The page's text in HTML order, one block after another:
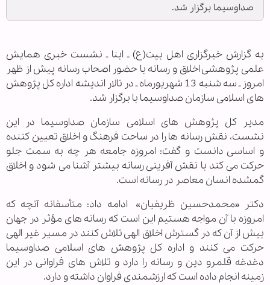
صداوسیما برگزار شد.
به گزارش خبرگزاری اهل بیت(ع) ـ ابنا ـ نشست خبری همایش
علمی پژوهشی اخلاق و رسانه با حضور اصحاب رسانه پیش از ظهر
امروز ـ سه شنبه 13 شهریورماه ـ در تالار اندیشه اداره‌ كل پژوهش
های اسلامی سازمان صداوسیما با برگزار شد.
مدیر كل پژوهش های اسلامی سازمان صداوسیما در این
نشست، نقش رسانه ها را در ساحت فرهنگ و اخلاق تعیین كننده
و اساسی دانست و گفت: امروزه جامعه هر چه به سمت جلو
حركت می كند با نقش آفرینی رسانه بیشتر آشنا می شود و اخلاق
گمشده انسان معاصر در رسانه است.
دكتر «محمدحسین ظریفیان» ادامه داد: متأسفانه آنچه كه
امروزه با آن مواجه هستیم این است كه رسانه های مؤثر در جهان
بیش از آن كه در گسترش اخلاق الهی تلاش كنند در مسیر غیر الهی
حركت می كنند و اداره كل پژوهش های اسلامی صداوسیما
دغدغه قلمرو دین و رسانه را دارد و تلاش های فراوانی در این
زمینه انجام داده است كه ارزشمندی فراوان داشته و دارد.